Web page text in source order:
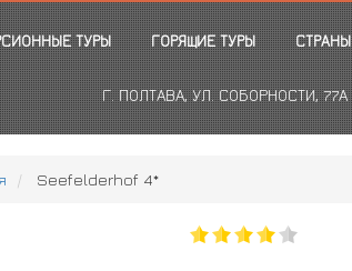
ТУРЫ ГОРЯЩИЕ ТУРЫ СТРАНЫ
Г. ПОЛТАВА, УЛ. СОБОРНОСТИ, 77А
Seefelderhof 4*